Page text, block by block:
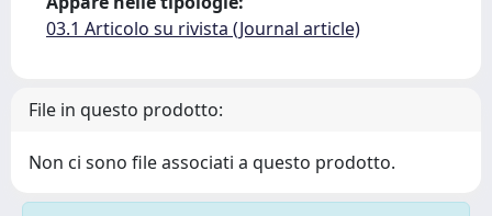
03.1 Articolo su rivista (Journal article)
File in questo prodotto:
Non ci sono file associati a questo prodotto.